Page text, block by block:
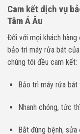
Cam kết dịch vụ
Tâm Á Âu
Đối với mọi khách
bảo trì máy rửa bát
chúng tôi đều cam kết:
Bảo trì máy rửa bát
Nhanh chóng, tức
Bắt đúng bệnh,